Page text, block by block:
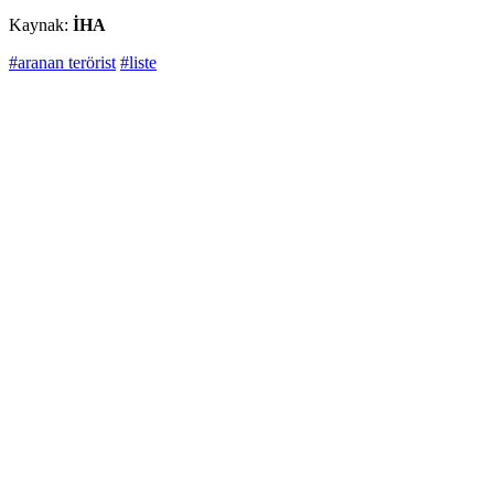
Kaynak: İHA
#aranan terörist #liste